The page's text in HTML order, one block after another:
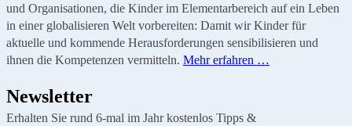
und Organisationen, die Kinder im Elementarbereich auf ein Leben
in einer globalisieren Welt vorbereiten: Damit wir Kinder für
aktuelle und kommende Herausforderungen sensibilisieren und
ihnen die Kompetenzen vermitteln. Mehr erfahren …
Newsletter
Erhalten Sie rund 6-mal im Jahr kostenlos Tipps &